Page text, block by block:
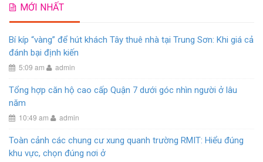
MỚI NHẤT
Bí kíp “vàng” để hút khách Tây thuê nhà tại Trung Sơn: Khi giá cả
đánh bại định kiến
5:09 am admin
Tổng hợp căn hộ cao cấp Quận 7 dưới góc nhìn người ở lâu
năm
10:49 am admin
Toàn cảnh các chung cư xung quanh trường RMIT: Hiểu đúng
khu vực, chọn đúng nơi ở